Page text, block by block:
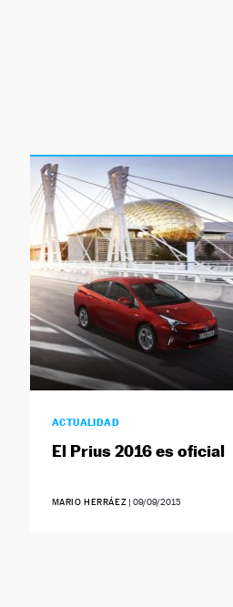
ACTUALIDAD
El Prius 2016 es oficial
MARIO HERRÁEZ |09/09/2015